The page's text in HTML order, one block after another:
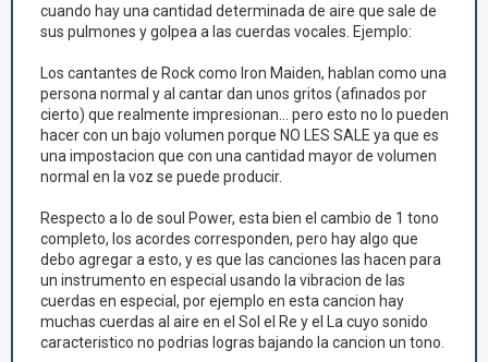
cuando hay una cantidad determinada de aire que sale de
sus pulmones y golpea a las cuerdas vocales. Ejemplo:
Los cantantes de Rock como Iron Maiden, hablan como una
persona normal y al cantar dan unos gritos (afinados por
cierto) que realmente impresionan... pero esto no lo pueden
hacer con un bajo volumen porque NO LES SALE ya que es
una impostacion que con una cantidad mayor de volumen
normal en la voz se puede producir.
Respecto a lo de soul Power, esta bien el cambio de 1 tono
completo, los acordes corresponden, pero hay algo que
debo agregar a esto, y es que las canciones las hacen para
un instrumento en especial usando la vibracion de las
cuerdas en especial, por ejemplo en esta cancion hay
muchas cuerdas al aire en el Sol el Re y el La cuyo sonido
caracteristico no podrias logras bajando la cancion un tono.